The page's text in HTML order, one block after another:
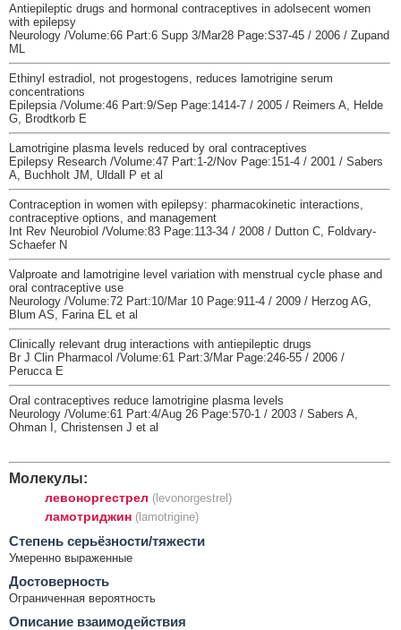
Antiepileptic drugs and hormonal contraceptives in adolsecent women
with epilepsy
Neurology /Volume:66 Part:6 Supp 3/Mar28 Page:S37-45 / 2006 / Zupand
ML
Ethinyl estradiol, not progestogens, reduces lamotrigine serum
concentrations
Epilepsia /Volume:46 Part:9/Sep Page:1414-7 / 2005 / Reimers A, Helde
G, Brodtkorb E
Lamotrigine plasma levels reduced by oral contraceptives
Epilepsy Research /Volume:47 Part:1-2/Nov Page:151-4 / 2001 / Sabers
A, Buchholt JM, Uldall P et al
Contraception in women with epilepsy: pharmacokinetic interactions,
contraceptive options, and management
Int Rev Neurobiol /Volume:83 Page:113-34 / 2008 / Dutton C, Foldvary-
Schaefer N
Valproate and lamotrigine level variation with menstrual cycle phase and
oral contraceptive use
Neurology /Volume:72 Part:10/Mar 10 Page:911-4 / 2009 / Herzog AG,
Blum AS, Farina EL et al
Clinically relevant drug interactions with antiepileptic drugs
Br J Clin Pharmacol /Volume:61 Part:3/Mar Page:246-55 / 2006 /
Perucca E
Oral contraceptives reduce lamotrigine plasma levels
Neurology /Volume:61 Part:4/Aug 26 Page:570-1 / 2003 / Sabers A,
Ohman I, Christensen J et al
Молекулы:
левоноргестрел (levonorgestrel)
ламотриджин (lamotrigine)
Cтепень серьёзности/тяжести
Умеренно выраженные
Достоверность
Ограниченная вероятность
Описание взаимодействия